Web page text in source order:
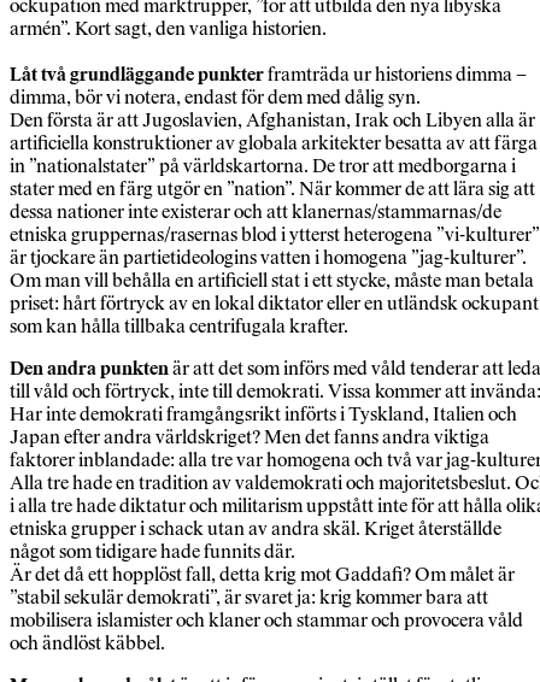
ockupation med marktrupper, ”för att utbilda den nya libyska
armén”. Kort sagt, den vanliga historien.
Låt två grundläggande punkterframträda ur historiens dimma –
dimma, bör vi notera, endast för dem med dålig syn.
Den första är att Jugoslavien, Afghanistan, Irak och Libyen alla är
artificiella konstruktioner av globala arkitekter besatta av att färga
in ”nationalstater” på världskartorna. De tror att medborgarna i
stater med en färg utgör en ”nation”. När kommer de att lära sig att
dessa nationer inte existerar och att klanernas/stammarnas/de
etniska gruppernas/rasernas blod i ytterst heterogena ”vi-kulturer”
är tjockare än partietideologins vatten i homogena ”jag-kulturer”.
Om man vill behålla en artificiell stat i ett stycke, måste man betala
priset: hårt förtryck av en lokal diktator eller en utländsk ockupant
som kan hålla tillbaka centrifugala krafter.
Den andra punktenär att det som införs med våld tenderar att leda
till våld och förtryck, inte till demokrati. Vissa kommer att invända:
Har inte demokrati framgångsrikt införts i Tyskland, Italien och
Japan efter andra världskriget? Men det fanns andra viktiga
faktorer inblandade: alla tre var homogena och två var jag-
Alla tre hade en tradition av valdemokrati och majoritetsbeslut.
i alla tre hade diktatur och militarism uppstått inte för att hålla
etniska grupper i schack utan av andra skäl. Kriget återställde
något som tidigare hade funnits där.
Är det då ett hopplöst fall, detta krig mot Gaddafi? Om målet är
”stabil sekulär demokrati”, är svaret ja: krig kommer bara att
mobilisera islamister och klaner och stammar och provocera våld
och ändlöst käbbel.